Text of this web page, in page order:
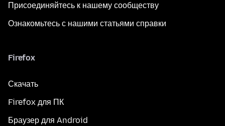
Присоединяйтесь к нашему сообществу
Ознакомьтесь с нашими статьями справки
Firefox
Скачать
Firefox для ПК
Браузер для Android